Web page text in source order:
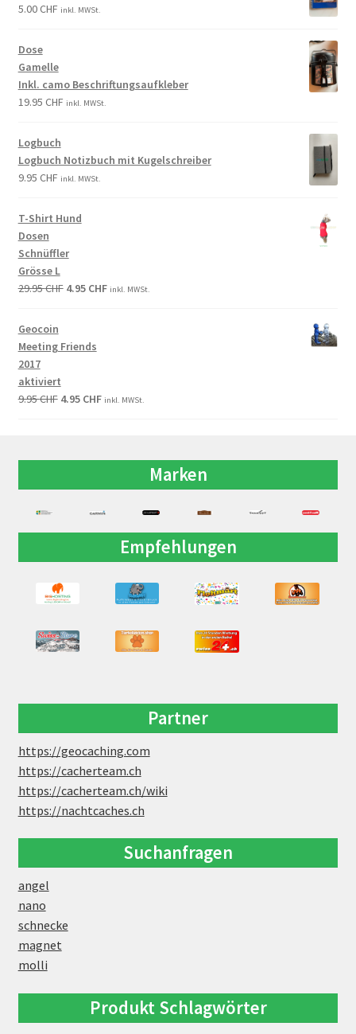
5.00CHF inkl. MWSt.
Dose
Gamelle
Inkl. camo Beschriftungsaufkleber
19.95 CHF inkl. MWSt.
Logbuch
Logbuch Notizbuch mit Kugelschreiber
9.95 CHF inkl. MWSt.
T-Shirt Hund
Dosen
Schnüffler
Grösse L
29.95CHF 4.95 CHF inkl. MWSt.
Geocoin
Meeting Friends
2017
aktiviert
9.95CHF 4.95 CHF inkl. MWSt.
Marken
Empfehlungen
Partner
https://geocaching.com
https://cacherteam.ch
https://cacherteam.ch/wiki
https://nachtcaches.ch
Suchanfragen
angel
nano
schnecke
magnet
molli
Produkt Schlagwörter